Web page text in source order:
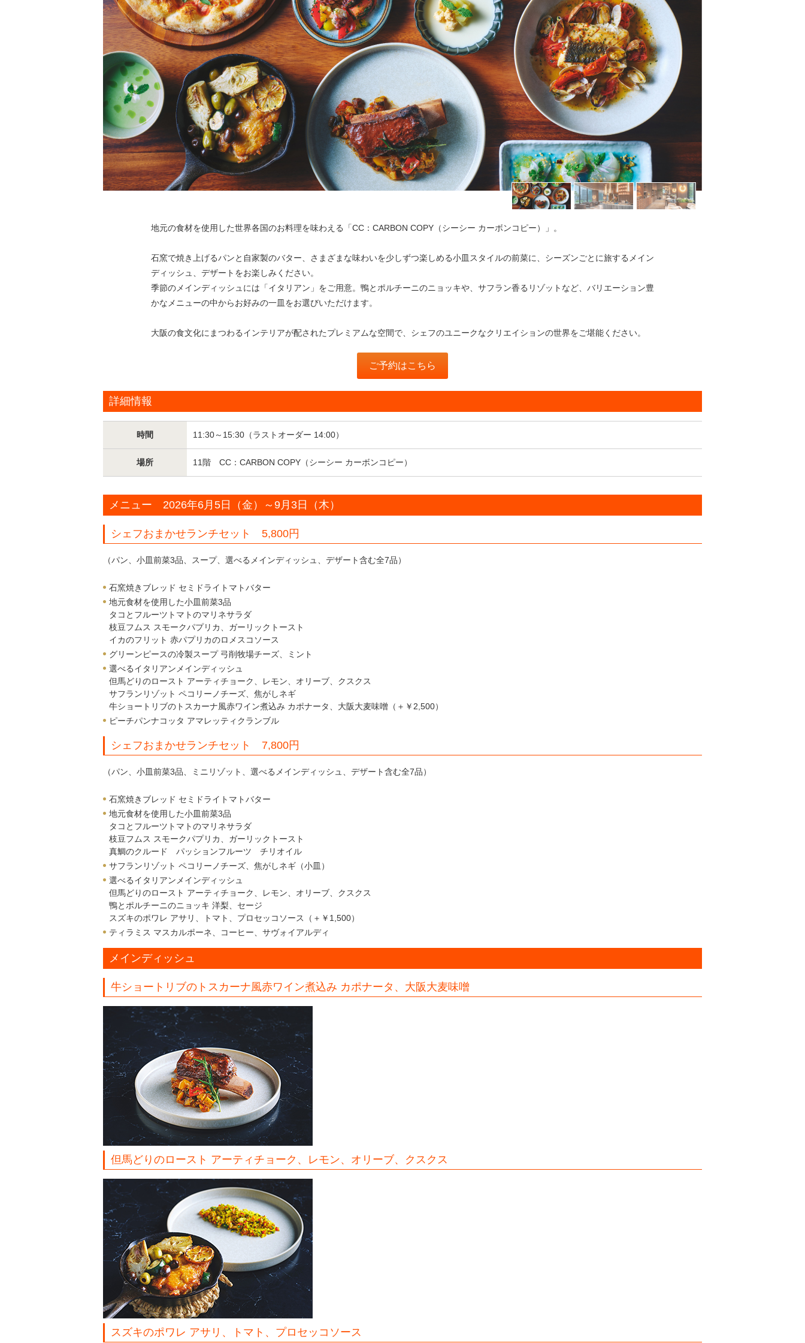
地元の食材を使用した世界各国のお料理を味わえる「CC：CARBON COPY（シーシー カーボンコピー）」。
石窯で焼き上げるパンと自家製のバター、さまざまな味わいを少しずつ楽しめる小皿スタイルの前菜に、シーズンごとに旅するメイン
ディッシュ、デザートをお楽しみください。
季節のメインディッシュには「イタリアン」をご用意。鴨とポルチーニのニョッキや、サフラン香るリゾットなど、バリエーション豊
かなメニューの中からお好みの一皿をお選びいただけます。
大阪の食文化にまつわるインテリアが配されたプレミアムな空間で、シェフのユニークなクリエイションの世界をご堪能ください。
ご予約はこちら
詳細情報
時間 11:30～15:30（ラストオーダー 14:00）
場所 11階 CC：CARBON COPY（シーシー カーボンコピー）
メニュー 2026年6月5日（金）～9月3日（木）
シェフおまかせランチセット 5,800円
（パン、小皿前菜3品、スープ、選べるメインディッシュ、デザート含む全7品）
石窯焼きブレッド セミドライトマトバター
地元食材を使用した小皿前菜3品
タコとフルーツトマトのマリネサラダ
枝豆フムス スモークパプリカ、ガーリックトースト
イカのフリット 赤パプリカのロメスコソース
グリーンピースの冷製スープ 弓削牧場チーズ、ミント
選べるイタリアンメインディッシュ
但馬どりのロースト アーティチョーク、レモン、オリーブ、クスクス
サフランリゾット ペコリーノチーズ、焦がしネギ
牛ショートリブのトスカーナ風赤ワイン煮込み カポナータ、大阪大麦味噌（＋￥2,500）
ピーチパンナコッタ アマレッティクランブル
シェフおまかせランチセット 7,800円
（パン、小皿前菜3品、ミニリゾット、選べるメインディッシュ、デザート含む全7品）
石窯焼きブレッド セミドライトマトバター
地元食材を使用した小皿前菜3品
タコとフルーツトマトのマリネサラダ
枝豆フムス スモークパプリカ、ガーリックトースト
真鯛のクルード パッションフルーツ チリオイル
サフランリゾット ペコリーノチーズ、焦がしネギ（小皿）
選べるイタリアンメインディッシュ
但馬どりのロースト アーティチョーク、レモン、オリーブ、クスクス
鴨とポルチーニのニョッキ 洋梨、セージ
スズキのポワレ アサリ、トマト、プロセッコソース（＋￥1,500）
ティラミス マスカルポーネ、コーヒー、サヴォイアルディ
メインディッシュ
牛ショートリブのトスカーナ風赤ワイン煮込み カポナータ、大阪大麦味噌
但馬どりのロースト アーティチョーク、レモン、オリーブ、クスクス
スズキのポワレ アサリ、トマト、プロセッコソース